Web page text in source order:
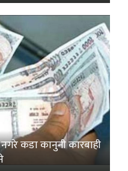
कडा कानुनी कारबाही